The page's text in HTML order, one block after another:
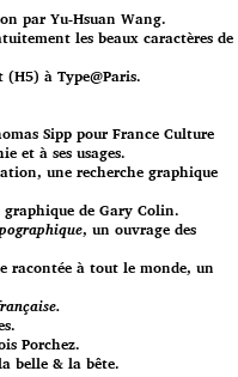
par Yu-Hsuan Wang.
les beaux caractères de
à Type@Paris.
Sipp pour France Culture
et à ses usages.
une recherche graphique
de Gary Colin.
, un ouvrage des
racontée à tout le monde, un
Porchez.
belle & la bête.